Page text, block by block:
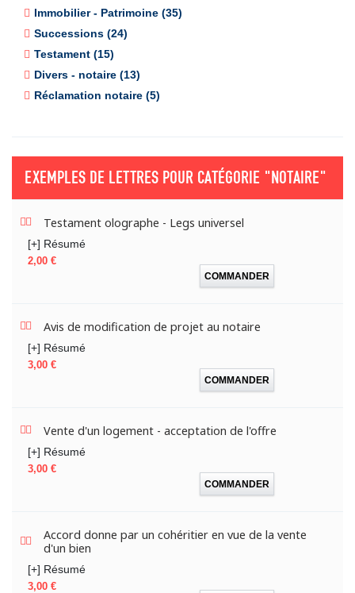
Immobilier - Patrimoine (35)
Successions (24)
Testament (15)
Divers - notaire (13)
Réclamation notaire (5)
EXEMPLES DE LETTRES POUR CATÉGORIE "NOTAIRE"
Testament olographe - Legs universel
[+] Résumé
Prix
2,00 €
COMMANDER
Avis de modification de projet au notaire
[+] Résumé
Prix
3,00 €
COMMANDER
Vente d'un logement - acceptation de l'offre
[+] Résumé
Prix
3,00 €
COMMANDER
Accord donne par un cohéritier en vue de la vente
d'un bien
[+] Résumé
Prix
3,00 €